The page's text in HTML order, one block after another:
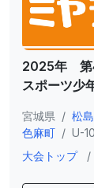
2025年 第
スポーツ少
宮城県 / 松
色麻町 / U-10
大会トップ
/